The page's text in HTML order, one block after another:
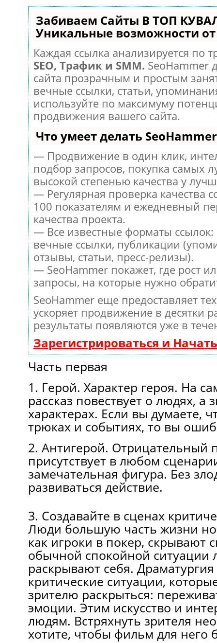
Забиваем Сайты В ТОП
Уникальные возможности от
Каждая ссылка анализируется по
SEO, Трафик и SMM. SeoHammer
сайта прозрачным и простым
вечные ссылки, статьи,
используйте по максимуму
продвижения вашего сайта.
Что умеет делать SeoHammer
— Продвижение в один клик,
подбор запросов, покупка самых
высокой степенью качества у
— Регулярная проверка качества
100 показателям и ежедневный
качества проекта.
— Все известные форматы
вечные ссылки, публикации
отзывы, статьи, пресс-релизы).
— SeoHammer покажет, где рост
запросы, на которые нужно
SeoHammer еще предоставляет
ускоряет продвижение в десятки
результаты появляются уже в
Зарегистрироваться и
Часть первая
1. Герой. Характер героя. На
рассказ повествует о людях, а
характерах. Если вы думаете,
трюках и событиях, то вы
2. Антигерой. Отрицательный
присутствует в любом
замечательная фигура. Без
развиваться действие.
3. Создавайте в сценах
Люди большую часть жизни
как игроки в покер, скрывают
обычной спокойной ситуации
раскрывают себя.
критические ситуации,
зрителю раскрыться:
эмоции. Этим искусство и
людям. Встряхнуть зрителя
хотите, чтобы фильм для него